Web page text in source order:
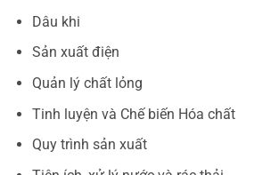
Dâu khi
Sản xuất điện
Quản lý chất lỏng
Tinh luyện và Chế biến Hóa chất
Quy trình sản xuất